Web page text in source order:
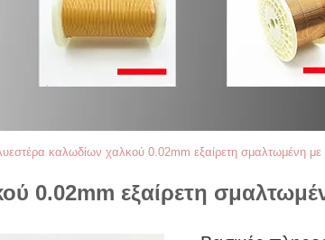
καλωδίων χαλκού 0.02mm εξαίρετη σμαλτωμένη
0.02mm εξαίρετη